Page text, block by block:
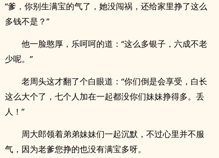
“爹，你别生满宝的气了，她没闯祸，还给家里挣了这么
多钱不是？”
他一脸憨厚，乐呵呵的道：“这么多银子，六成不老
少呢。”
老周头这才翻了个白眼道：“你们倒是会享受，白长
这么大个了，七个人加在一起都没你们妹妹挣得多。丢
人！”
周大郎领着弟弟妹妹们一起沉默，不过心里并不服
气，因为老爹您挣的也没有满宝多呀。